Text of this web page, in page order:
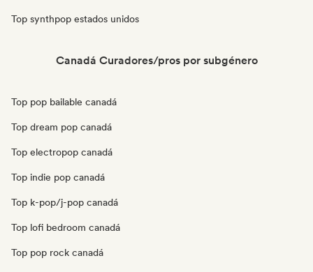
Top synthpop estados unidos
Canadá Curadores/pros por subgénero
Top pop bailable canadá
Top dream pop canadá
Top electropop canadá
Top indie pop canadá
Top k-pop/j-pop canadá
Top lofi bedroom canadá
Top pop rock canadá